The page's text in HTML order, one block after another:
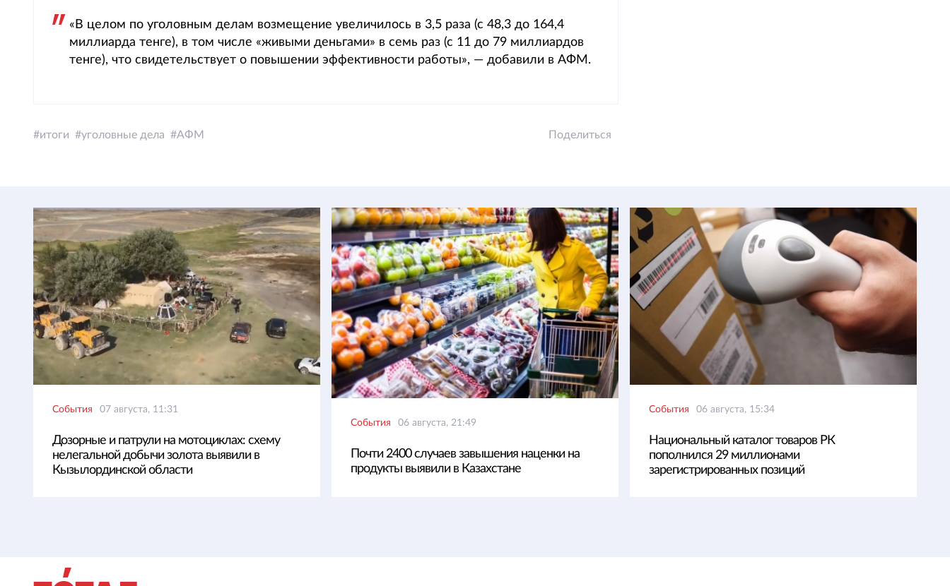
«В целом по уголовным делам возмещение увеличилось в 3,5 раза (с 48,3 до 164,4
миллиарда тенге), в том числе «живыми деньгами» в семь раз (с 11 до 79 миллиардов
тенге), что свидетельствует о повышении эффективности работы», — добавили в АФМ.
итоги уголовные дела АФМ Поделиться
События 07 августа, 11:31
Дозорные и патрули на мотоциклах: схему
нелегальной добычи золота выявили в
Кызылординской области
События 06 августа, 21:49
Почти 2400 случаев завышения наценки на
продукты выявили в Казахстане
События 06 августа, 15:34
Национальный каталог товаров РК
пополнился 29 миллионами
зарегистрированных позиций